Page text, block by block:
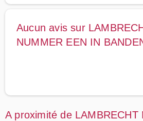
Aucun avis sur
NUMMER EEN IN
A proximité de LAMBRECHT